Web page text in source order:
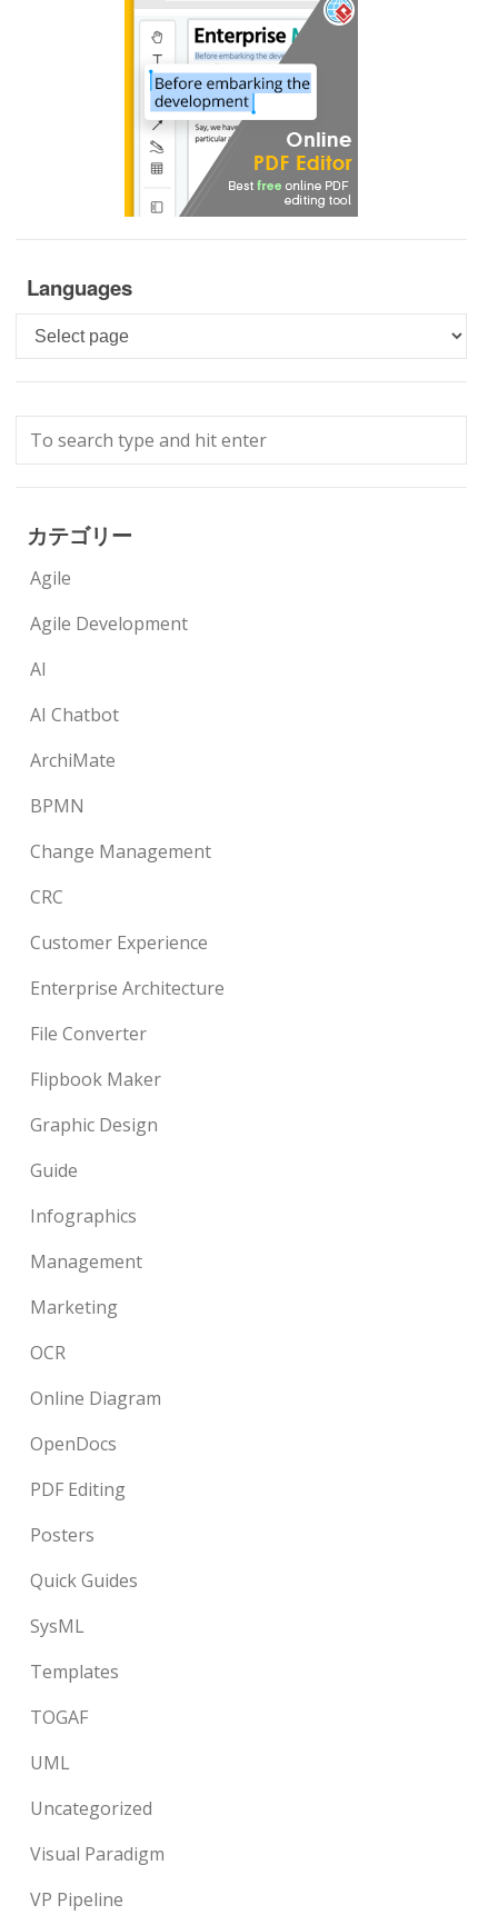
Languages
Languages
カテゴリー
Agile
Agile Development
AI
AI Chatbot
ArchiMate
BPMN
Change Management
CRC
Customer Experience
Enterprise Architecture
File Converter
Flipbook Maker
Graphic Design
Guide
Infographics
Management
Marketing
OCR
Online Diagram
OpenDocs
PDF Editing
Posters
Quick Guides
SysML
Templates
TOGAF
UML
Uncategorized
Visual Paradigm
VP Pipeline